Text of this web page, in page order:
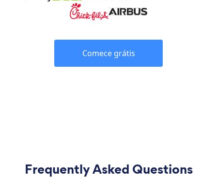
Comece grátis
Frequently Asked Questions